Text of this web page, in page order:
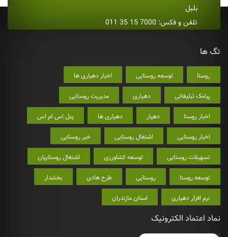
بلبل
تلفن و فکس: 7000 15 35 011
تگ ها
روستا توسعه روستایی اخبار دهیاری ها
پیامک تبلیغاتی دهیاری مدیریت روستایی
اخبار روستا دهیار دهیاری ها پنل اس ام اس
اخبار روستایی اشتغال روستایی خبر روستایی
تسهیلات روستایی توسعه کشاورزی اشتغال روستاییان
توسعه روستا روستایی طرح هادی بخشدار
نرم افزار دهیاری استان مازندران
نماد اعتماد الکترونیک